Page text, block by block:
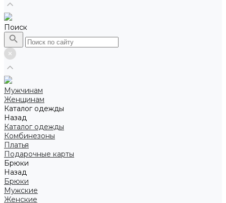
Поиск
Мужчинам
Женщинам
Каталог одежды
Назад
Каталог одежды
Комбинезоны
Платья
Подарочные карты
Брюки
Назад
Брюки
Мужские
Женские